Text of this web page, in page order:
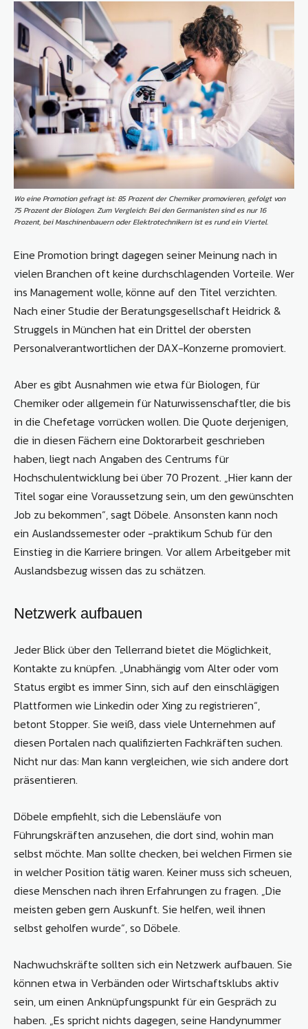
Wo eine Promotion gefragt ist: 85 Prozent der Chemiker promovieren, gefolgt von
75 Prozent der Biologen. Zum Vergleich: Bei den Germanisten sind es nur 16
Prozent, bei Maschinenbauern oder Elektrotechnikern ist es rund ein Viertel.
Eine Promotion bringt dagegen seiner Meinung nach in
vielen Branchen oft keine durchschlagenden Vorteile. Wer
ins Management wolle, könne auf den Titel verzichten.
Nach einer Studie der Beratungsgesellschaft Heidrick &
Struggels in München hat ein Drittel der obersten
Personalverantwortlichen der DAX-Konzerne promoviert.
Aber es gibt Ausnahmen wie etwa für Biologen, für
Chemiker oder allgemein für Naturwissenschaftler, die bis
in die Chefetage vorrücken wollen. Die Quote derjenigen,
die in diesen Fächern eine Doktorarbeit geschrieben
haben, liegt nach Angaben des Centrums für
Hochschulentwicklung bei über 70 Prozent. „Hier kann der
Titel sogar eine Voraussetzung sein, um den gewünschten
Job zu bekommen“, sagt Döbele. Ansonsten kann noch
ein Auslandssemester oder -praktikum Schub für den
Einstieg in die Karriere bringen. Vor allem Arbeitgeber mit
Auslandsbezug wissen das zu schätzen.
Netzwerk aufbauen
Jeder Blick über den Tellerrand bietet die Möglichkeit,
Kontakte zu knüpfen. „Unabhängig vom Alter oder vom
Status ergibt es immer Sinn, sich auf den einschlägigen
Plattformen wie Linkedin oder Xing zu registrieren“,
betont Stopper. Sie weiß, dass viele Unternehmen auf
diesen Portalen nach qualifizierten Fachkräften suchen.
Nicht nur das: Man kann vergleichen, wie sich andere dort
präsentieren.
Döbele empfiehlt, sich die Lebensläufe von
Führungskräften anzusehen, die dort sind, wohin man
selbst möchte. Man sollte checken, bei welchen Firmen sie
in welcher Position tätig waren. Keiner muss sich scheuen,
diese Menschen nach ihren Erfahrungen zu fragen. „Die
meisten geben gern Auskunft. Sie helfen, weil ihnen
selbst geholfen wurde“, so Döbele.
Nachwuchskräfte sollten sich ein Netzwerk aufbauen. Sie
können etwa in Verbänden oder Wirtschaftsklubs aktiv
sein, um einen Anknüpfungspunkt für ein Gespräch zu
haben. „Es spricht nichts dagegen, seine Handynummer